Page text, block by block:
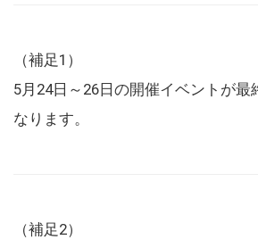
（補足1）
5月24日～26日の開催イベントが最
なります。
（補足2）